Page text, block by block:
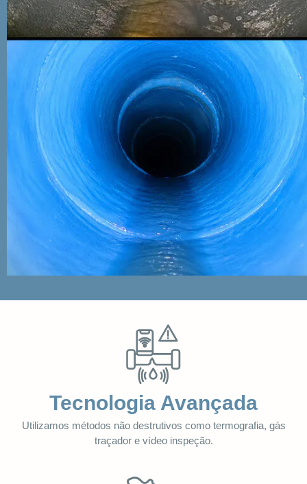
Tecnologia Avançada
Utilizamos métodos não destrutivos como termografia, gás
traçador e vídeo inspeção.